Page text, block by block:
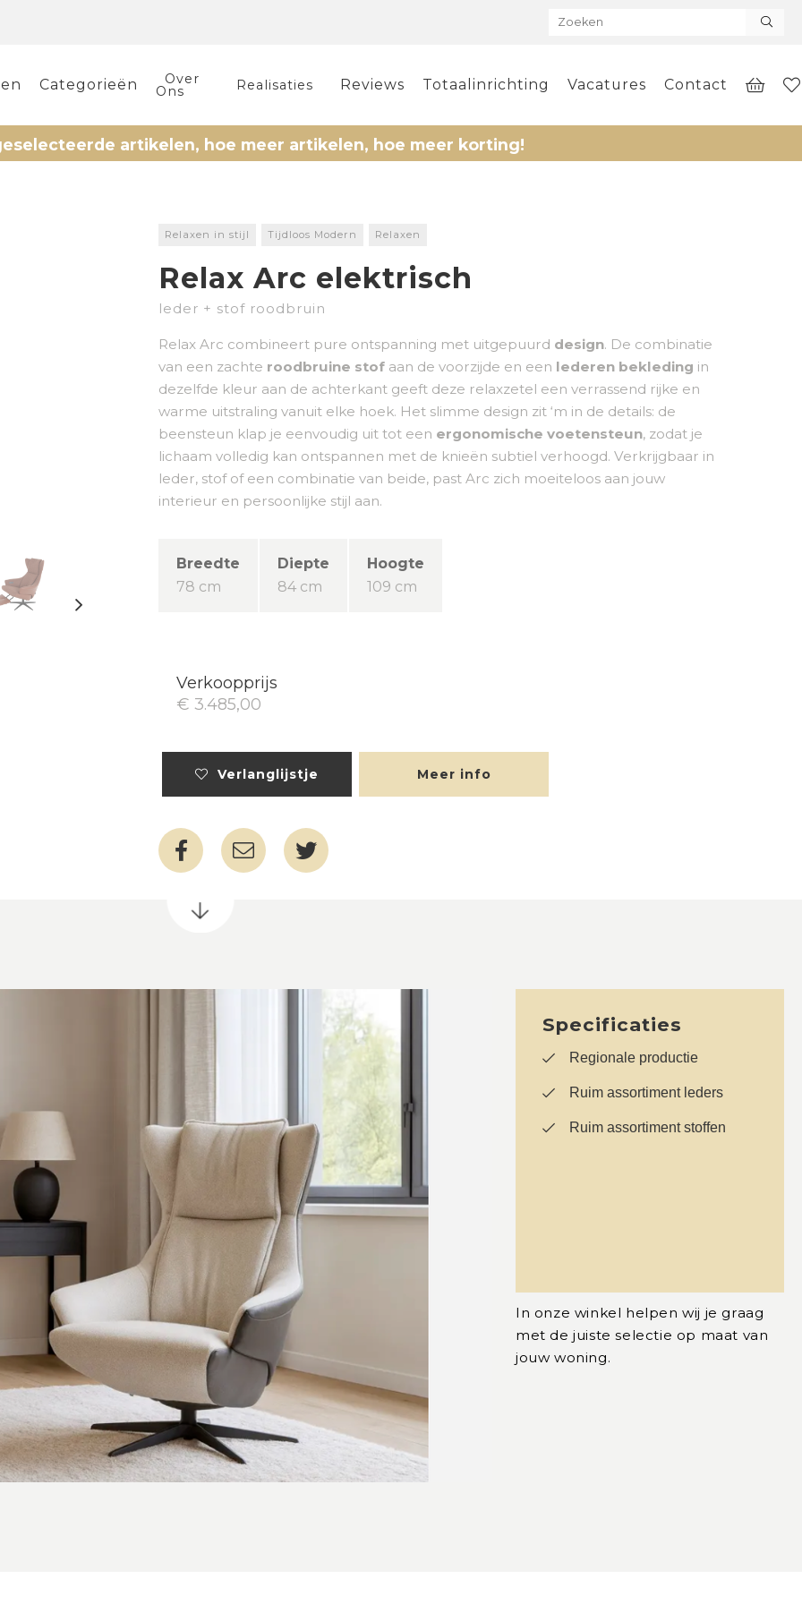
Categorieën Over
Ons Realisaties Reviews Totaalinrichting Vacatures Contact
artikelen, hoe meer artikelen, hoe meer korting!
Relaxen in stijl Tijdloos Modern Relaxen
Relax Arc elektrisch
leder + stof roodbruin
Relax Arc combineert pure ontspanning met uitgepuurd design. De combinatie
van een zachte roodbruine stof aan de voorzijde en een lederen bekleding in
dezelfde kleur aan de achterkant geeft deze relaxzetel een verrassend rijke en
warme uitstraling vanuit elke hoek. Het slimme design zit ‘m in de details: de
beensteun klap je eenvoudig uit tot een ergonomische voetensteun, zodat je
lichaam volledig kan ontspannen met de knieën subtiel verhoogd. Verkrijgbaar in
leder, stof of een combinatie van beide, past Arc zich moeiteloos aan jouw
interieur en persoonlijke stijl aan.
Breedte
78 cm
Diepte
84 cm
Hoogte
109 cm
Verkoopprijs
€ 3.485,00
Verlanglijstje Meer info
Specificaties
Regionale productie
Ruim assortiment leders
Ruim assortiment stoffen
In onze winkel helpen wij je graag
met de juiste selectie op maat van
jouw woning.